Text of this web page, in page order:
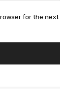
for the next